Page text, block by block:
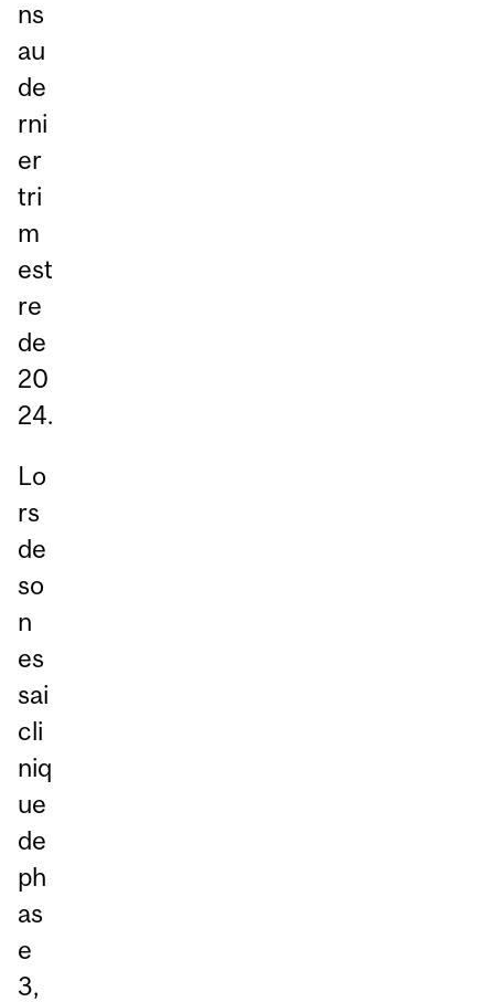
ns
au
de
rni
er
tri
m
est
re
de
20
24.
Lo
rs
de
so
n
es
sai
cli
niq
ue
de
ph
as
e
3,